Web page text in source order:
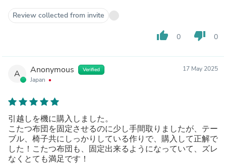
Review collected from invite
thumb_up 0 thumb_down 0
A Anonymous Verified
Japan
17 May 2025
引越しを機に購入しました。
こたつ布団を固定させるのに少し手間取りましたが、テー
ブル、椅子共にしっかりしている作りで、購入して正解で
した！こたつ布団も、固定出来るようになっていて、ズレ
なくとても満足です！